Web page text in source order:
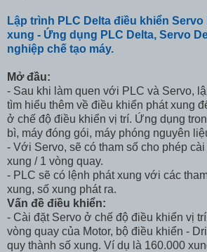
Lập trình PLC Delta điều khiển
xung - Ứng dụng PLC Delta, Servo
nghiệp chế tạo máy.
Mở đầu:
- Sau khi làm quen với PLC và Servo,
tìm hiểu thêm về điều khiển phát xung
ở chế độ điều khiển vị trí. Ứng dụng
bì, máy đóng gói, máy phóng nguyên
- Với Servo, sẽ có tham số cho phép
xung / 1 vòng quay.
- PLC sẽ có lệnh phát xung với các
xung, số xung phát ra.
Vấn đề điều khiển:
- Cài đặt Servo ở chế độ điều khiển vị
vòng quay của Motor, bộ điều khiển -
quy thành số xung. Ví dụ là 160.000